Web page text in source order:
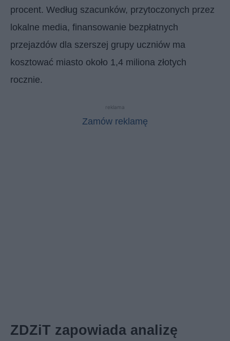
procent. Według szacunków, przytoczonych przez
lokalne media, finansowanie bezpłatnych
przejazdów dla szerszej grupy uczniów ma
kosztować miasto około 1,4 miliona złotych
rocznie.
reklama
Zamów reklamę
ZDZiT zapowiada analizę